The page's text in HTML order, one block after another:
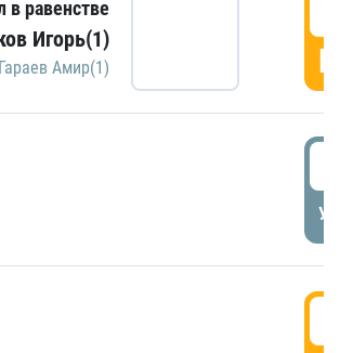
в равенстве
Игорь(1)
Амир(1)